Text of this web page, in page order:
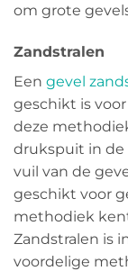
om grote
Zandstralen
Een gevel
geschikt is
deze
drukspuit in de
vuil van de
geschikt voor
methodiek
Zandstralen is
voordelige